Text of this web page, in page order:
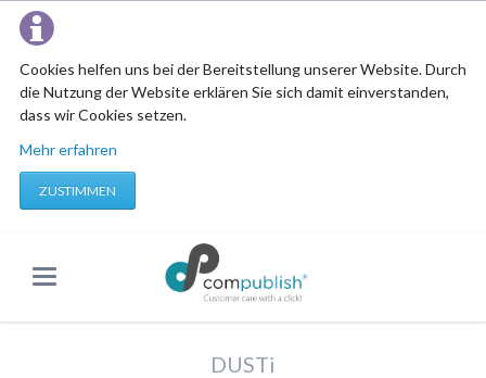
Cookies helfen uns bei der Bereitstellung unserer Website. Durch
die Nutzung der Website erklären Sie sich damit einverstanden,
dass wir Cookies setzen.
Mehr erfahren
ZUSTIMMEN
DUSTi